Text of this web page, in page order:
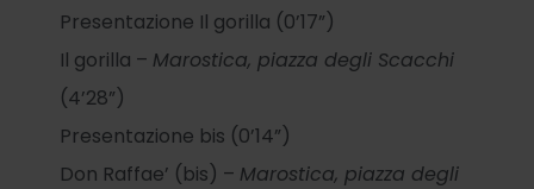
Presentazione Il gorilla (0’17”)
Il gorilla – Marostica, piazza degli Scacchi
(4’28”)
Presentazione bis (0’14”)
Don Raffae’ (bis) – Marostica, piazza degli